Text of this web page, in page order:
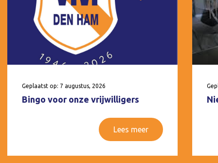
Geplaatst op: 7 augustus, 2026
Bingo voor onze vrijwilligers
Lees meer